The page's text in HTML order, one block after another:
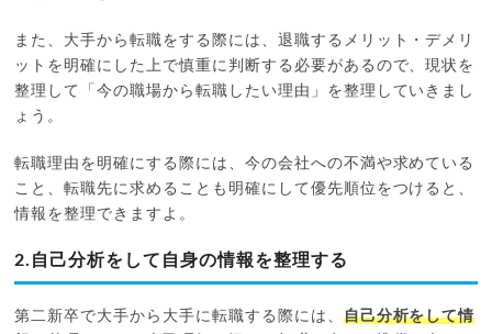
また、大手から転職をする際には、退職するメリット・デメリ
ットを明確にした上で慎重に判断する必要があるので、現状を
整理して「今の職場から転職したい理由」を整理していきまし
ょう。
転職理由を明確にする際には、今の会社への不満や求めている
こと、転職先に求めることも明確にして優先順位をつけると、
情報を整理できますよ。
2.自己分析をして自身の情報を整理する
第二新卒で大手から大手に転職する際には、 自己分析をして情